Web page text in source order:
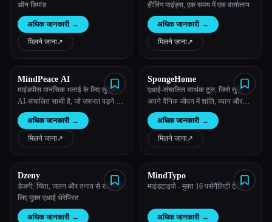
ऑन डिमांड
अधिक जानकारी →
मिलने जाना↗︎
हीलिंग माइंड्स, एक समय में एक वार्तालाप
अधिक जानकारी →
मिलने जाना↗︎
MindPeace AI
माइंडपीस मानसिक भलाई के लिए तुम्हारा
AI-संचालित साथी है, जो ज़रूरत पड़ने पर
सहायता प्रदान करता है।
अधिक जानकारी →
मिलने जाना↗︎
SpongeHome
एआई-संचालित सार्थक टूल, जिसे तुम्हेंं
अपने दैनिक जीवन में शांति, ध्यान और
आनंद पाने में मदद करने के लिए डिज़ाइन
किया गया है।
अधिक जानकारी →
मिलने जाना↗︎
Dzeny
डेज़नी: चिंता, जलन और तनाव से राहत के
लिए मुफ़्त एआई थेरेपिस्ट
अधिक जानकारी →
MindTypo
माइंडटाइपो - मुफ़्त 16 पर्सनैलिटी टेस्ट
अधिक जानकारी →